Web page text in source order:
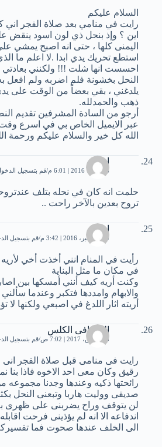
السلام عليكم
رايت في منامي بعد صلاة الفجر اني
اين ؟ وإذ بنحل ذي لون اسود ينقض
اليمنى كلها ، حتى انه اصبح يمشي
استطع تحريك يدي ابدا .لا اعلم ما
احسست انها شلت !!! ولكنني بعادتي
النحل بخشونة فلم اضربه ولم افعل
يلدغني ، بقي بعضاً من الوقت على
ذهب والحمدلله.
أرجو من السادة المشرفين تقديم
عبر الايميل الخاص بي في اسرع
الله كل خير والسلام عليكم ورحمة
اميره
6 أكتوبر، 2016 | 6:01 م قم بتسجيل
حلمت انه كان في نحله بتلف
تروح بعدين بالآخر راحت ..
امال
19 ديسمبر، 2016 | 3:42 م قم بتسجيل
رأيت في المنام انني أخذت أخي
في مكان ما مثل البناية
وكنت أريه كيف أنني أمسكها بين
والابهام وامددها فتكبر وعندما
أريته اثار اللدغ في اصبعي ولكنها لا
الكردافى الكلس
28 مارس، 2017 | 7:02 ص قم بتسجيل
رايت فى منامى قبل صلاة الفجر
رقيق وكان معى احد الاخوه فاذا بنا
رائحتها ذكيه وعندها وجدنا مجموعه
صديقى ووليت هاربا وتبعنى النحل
لن يتوقف وراح يضربنى على ظهرى
اندفاعه اﻻ انه لم يؤذينى فرحت
الى الخلف عندها صحوت فما